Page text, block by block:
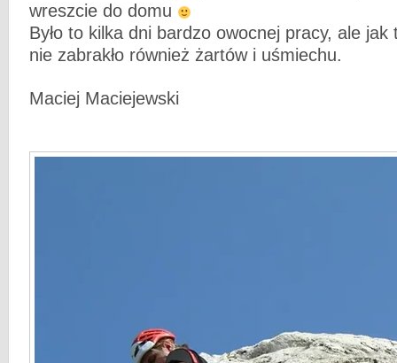
wreszcie do domu
Było to kilka dni bardzo owocnej pracy, ale
nie zabrakło również żartów i uśmiechu.
Maciej Maciejewski